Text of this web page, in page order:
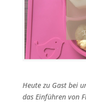
Heute zu Gast bei
das Einführen von